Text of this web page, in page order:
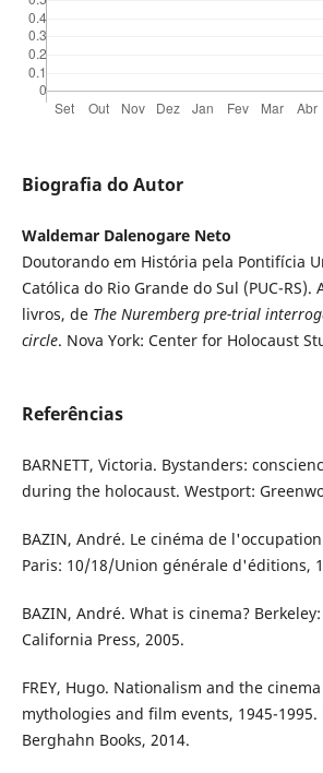
Biografia do Autor
Waldemar Dalenogare Neto
Doutorando em História pela Pontifícia
Católica do Rio Grande do Sul (PUC-
livros, de The Nuremberg pre-trial
circle. Nova York: Center for Holocaust
Referências
BARNETT, Victoria. Bystanders:
during the holocaust. Westport:
BAZIN, André. Le cinéma de
Paris: 10/18/Union générale d'éditions,
BAZIN, André. What is cinema?
California Press, 2005.
FREY, Hugo. Nationalism and the
mythologies and film events, 1945-1995.
Berghahn Books, 2014.